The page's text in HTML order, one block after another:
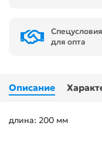
Спецусловия
для опта
Описание
длина: 200 мм